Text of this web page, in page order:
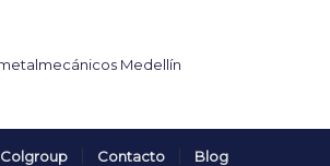
Colgroup Contacto Blog